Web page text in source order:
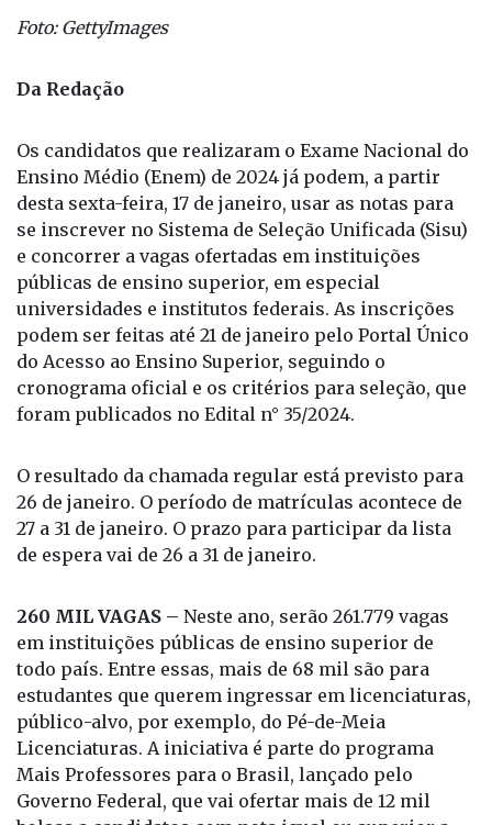
Da Redação
Os candidatos que realizaram o Exame Nacional do
se inscrever no Sistema de Seleção Unificada (Sisu)
e concorrer a vagas ofertadas em instituições
públicas de ensino superior, em especial
universidades e institutos federais. As inscrições
podem ser feitas até 21 de janeiro pelo Portal Único
do Acesso ao Ensino Superior, seguindo o
cronograma oficial e os critérios para seleção, que
foram publicados no Edital n° 35/2024.
O resultado da chamada regular está previsto para
de espera vai de 26 a 31 de janeiro.
260 MIL VAGAS – Neste ano, serão 261.779 vagas
estudantes que querem ingressar em licenciaturas,
público-alvo, por exemplo, do Pé-de-Meia
Licenciaturas. A iniciativa é parte do programa
Mais Professores para o Brasil, lançado pelo
Governo Federal, que vai ofertar mais de 12 mil
bolsas a candidatos com nota igual ou superior a
650 pontos no Enem que se matricularem em um
curso presencial de licenciatura.